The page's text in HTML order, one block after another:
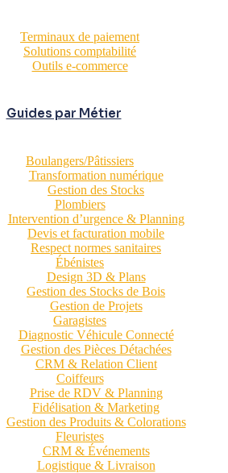
Terminaux de paiement
Solutions comptabilité
Outils e-commerce
Guides par Métier
Boulangers/Pâtissiers
Transformation numérique
Gestion des Stocks
Plombiers
Intervention d’urgence & Planning
Devis et facturation mobile
Respect normes sanitaires
Ébénistes
Design 3D & Plans
Gestion des Stocks de Bois
Gestion de Projets
Garagistes
Diagnostic Véhicule Connecté
Gestion des Pièces Détachées
CRM & Relation Client
Coiffeurs
Prise de RDV & Planning
Fidélisation & Marketing
Gestion des Produits & Colorations
Fleuristes
CRM & Événements
Logistique & Livraison